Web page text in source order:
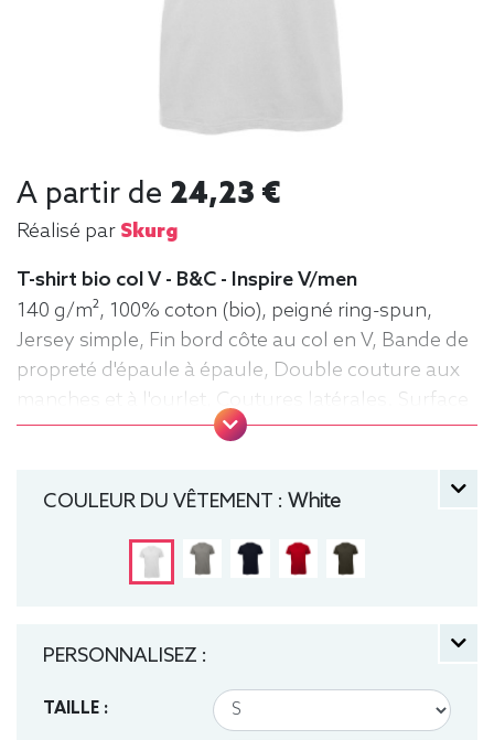
A partir de 24,23 €
Réalisé par Skurg
T-shirt bio col V - B&C - Inspire V/men
140 g/m², 100% coton (bio), peigné ring-spun,
Jersey simple, Fin bord côte au col en V, Bande de
propreté d'épaule à épaule, Double couture aux
manches et à l'ourlet, Coutures latérales. Surface
très lisse. Tee-shirt, manche courte, Léger,
COULEUR DU VÊTEMENT : White
PERSONNALISEZ :
TAILLE :